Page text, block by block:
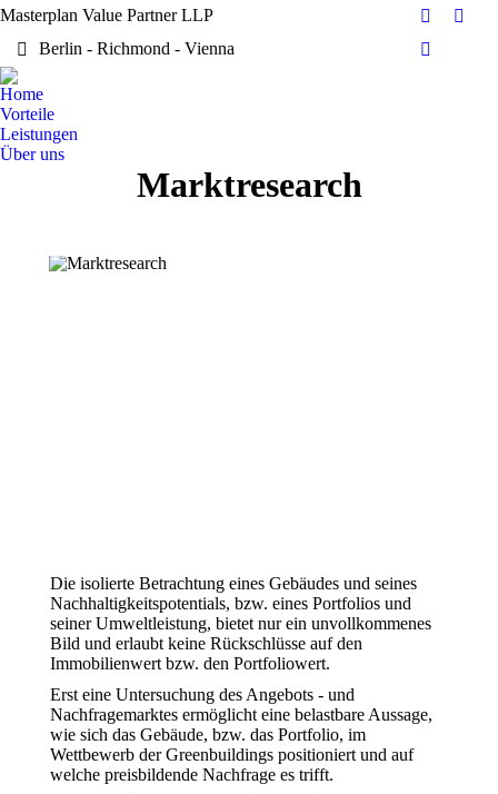
Masterplan Value Partner LLP
Berlin - Richmond - Vienna
Facebook
page
X
Dribbble
Home
Vorteile
Leistungen
Über uns
Marktresearch
Die isolierte Betrachtung eines Gebäudes und seines
Nachhaltigkeitspotentials, bzw. eines Portfolios und
seiner Umweltleistung, bietet nur ein unvollkommenes
Bild und erlaubt keine Rückschlüsse auf den
Immobilienwert bzw. den Portfoliowert.
Erst eine Untersuchung des Angebots - und
Nachfragemarktes ermöglicht eine belastbare Aussage,
wie sich das Gebäude, bzw. das Portfolio, im
Wettbewerb der Greenbuildings positioniert und auf
welche preisbildende Nachfrage es trifft.